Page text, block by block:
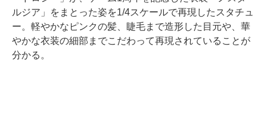
ルジア」をまとった姿を1/4スケールで再現したスタチュ
ー。軽やかなピンクの髪、睫毛まで造形した目元や、華
やかな衣装の細部までこだわって再現されていることが
分かる。